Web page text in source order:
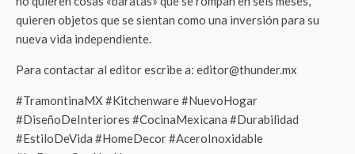
quieren objetos que se sientan como una inversión para su
nueva vida independiente.
Para contactar al editor escribe a: editor@thunder.mx
#TramontinaMX #Kitchenware #NuevoHogar
#DiseñoDeInteriores #CocinaMexicana #Durabilidad
#EstiloDeVida #HomeDecor #AceroInoxidable